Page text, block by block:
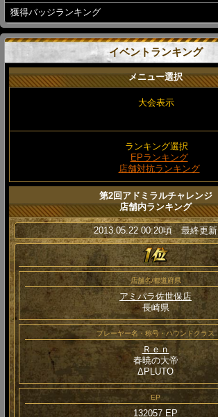
獲得バッジランキング
イベントランキング
メニュー選択
大会表示
ランキング選択
EPランキング
店舗対抗ランキング
第2回アドミラルチャレンジ
店舗内ランキング
2013.05.22 00:20頃 最終更新
店舗名/都道府県
アミパラ佐世保店
長崎県
プレーヤー名・称号・ハウンドクラス
Ｒｅｎ
春暁の大帝
ΔPLUTO
EP
132057 EP